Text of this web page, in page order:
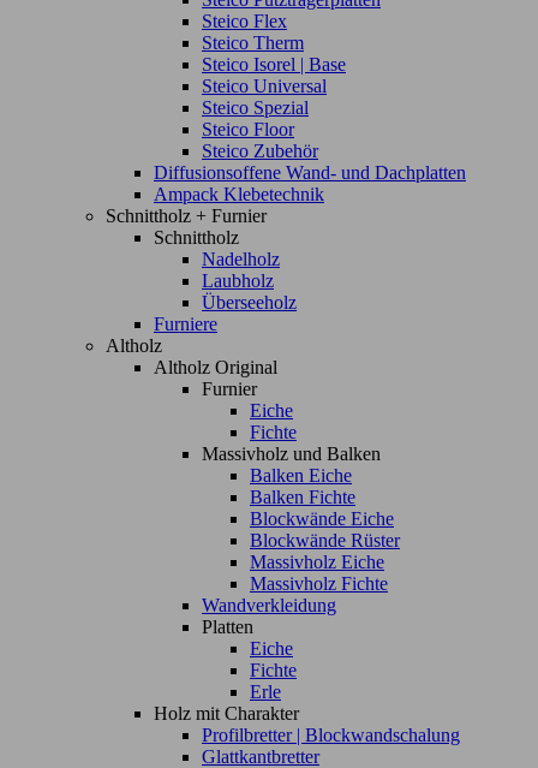
Steico Flex
Steico Therm
Steico Isorel | Base
Steico Universal
Steico Spezial
Steico Floor
Steico Zubehör
Diffusionsoffene Wand- und Dachplatten
Ampack Klebetechnik
Schnittholz + Furnier
Schnittholz
Nadelholz
Laubholz
Überseeholz
Furniere
Altholz
Altholz Original
Furnier
Eiche
Fichte
Massivholz und Balken
Balken Eiche
Balken Fichte
Blockwände Eiche
Blockwände Rüster
Massivholz Eiche
Massivholz Fichte
Wandverkleidung
Platten
Eiche
Fichte
Erle
Holz mit Charakter
Profilbretter | Blockwandschalung
Glattkantbretter